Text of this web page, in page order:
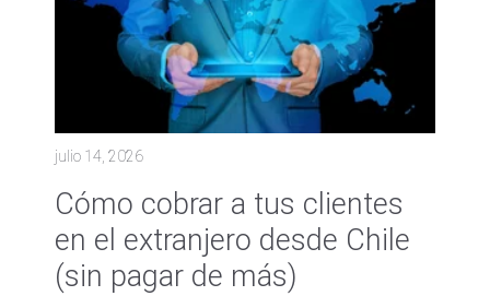
julio 14, 2026
Cómo cobrar a tus clientes
en el extranjero desde Chile
(sin pagar de más)